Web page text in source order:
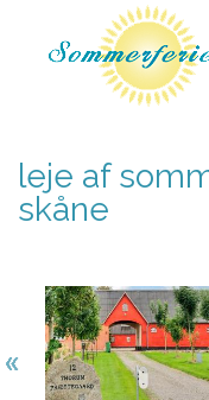
leje af
skåne